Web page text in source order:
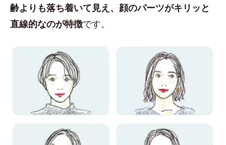
齢よりも落ち着いて見え、顔のパーツがキリッと
直線的なのが特徴です。